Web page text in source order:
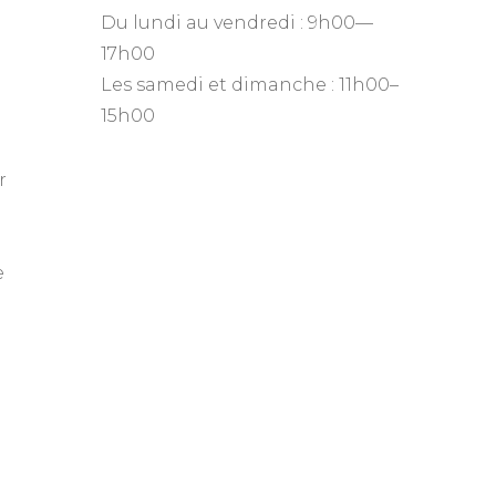
Du lundi au vendredi : 9h00—
17h00
Les samedi et dimanche : 11h00–
15h00